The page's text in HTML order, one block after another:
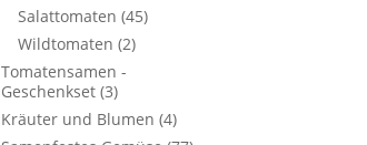
Salattomaten (45)
Wildtomaten (2)
Tomatensamen -
Geschenkset (3)
Kräuter und Blumen (4)